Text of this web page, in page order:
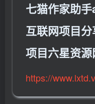
七猫作家助
互联网项目
项目六星资源
https://